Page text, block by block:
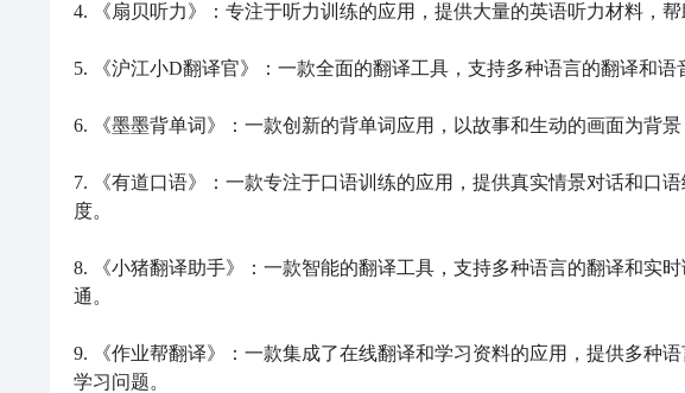
4. 《扇贝听力》：专注于听力训练的应用，提供大量的英语听力材料，
5. 《沪江小D翻译官》：一款全面的翻译工具，支持多种语言的翻译和语
6. 《墨墨背单词》：一款创新的背单词应用，以故事和生动的画面为背
7. 《有道口语》：一款专注于口语训练的应用，提供真实情景对话和口
度。
8. 《小猪翻译助手》：一款智能的翻译工具，支持多种语言的翻译和实
通。
9. 《作业帮翻译》：一款集成了在线翻译和学习资料的应用，提供多种
学习问题。